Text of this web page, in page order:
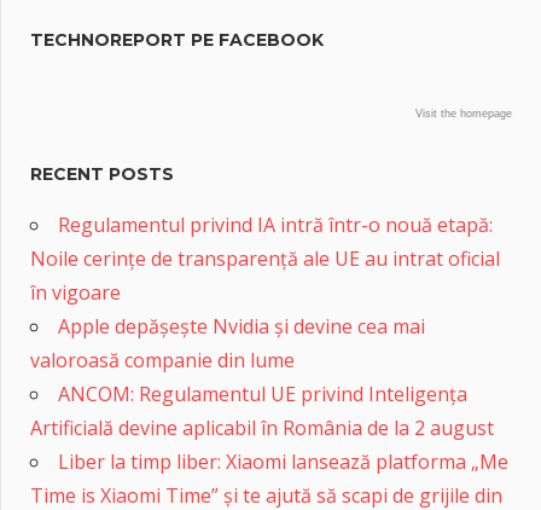
TECHNOREPORT PE FACEBOOK
Visit the homepage
RECENT POSTS
Regulamentul privind IA intră într-o nouă etapă:
Noile cerințe de transparență ale UE au intrat oficial
în vigoare
Apple depășește Nvidia și devine cea mai
valoroasă companie din lume
ANCOM: Regulamentul UE privind Inteligența
Artificială devine aplicabil în România de la 2 august
Liber la timp liber: Xiaomi lansează platforma „Me
Time is Xiaomi Time” și te ajută să scapi de grijile din